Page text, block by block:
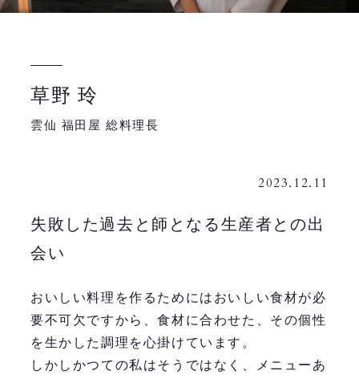
草野 玲
雲仙 福田屋 総料理長
2023.12.11
失敗した過去と師となる生産者との出
会い
おいしい料理を作るためにはおいしい食材が必
要不可欠ですから、食材に合わせた、その個性
を生かした調理を心掛けています。
しかしかつての私はそうではなく、メニューあ